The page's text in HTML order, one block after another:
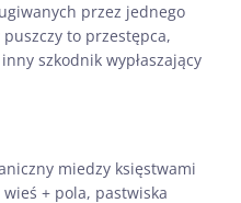
przez jednego
puszczy to przestępca,
szkodnik wypłaszający
miedzy księstwami
+ pola, pastwiska